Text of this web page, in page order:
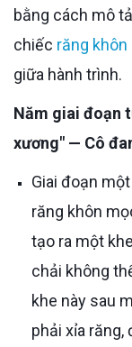
bằng cách mô
chiếc răng
giữa hành trình.
Năm giai đoạn từ "đọng thức ăn" đến "phá hủy
xương" — Cô
Giai đoạn một — bẫy thức ăn hình thành: chiếc
răng khôn
tạo ra một
chải không
khe này sau
phải xỉa răng,